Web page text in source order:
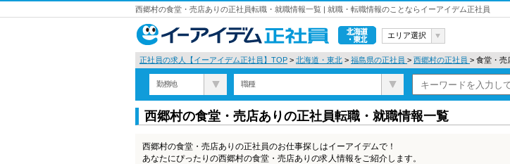
西郷村の食堂・売店ありの正社員転職・就職情報一覧 | 就職・転職情報のことならイーアイデム正社員
北海道・東
北
エリア選択
正社員の求人【イーアイデム正社員】TOP > 北海道・東北 > 福島県の正社員 > 西郷村の正社員 > 食堂・売
勤務地 職種
西郷村の食堂・売店ありの正社員転職・就職情報一覧
西郷村の食堂・売店ありの正社員のお仕事探しはイーアイデムで！
あなたにぴったりの西郷村の食堂・売店ありの求人情報をご紹介します。